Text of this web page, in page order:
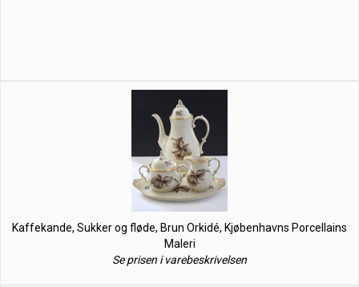
Kaffekande, Sukker og fløde, Brun Orkidé, Kjøbenhavns Porcellains
Maleri
Se prisen i varebeskrivelsen